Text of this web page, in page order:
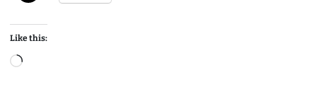
Like this:
L